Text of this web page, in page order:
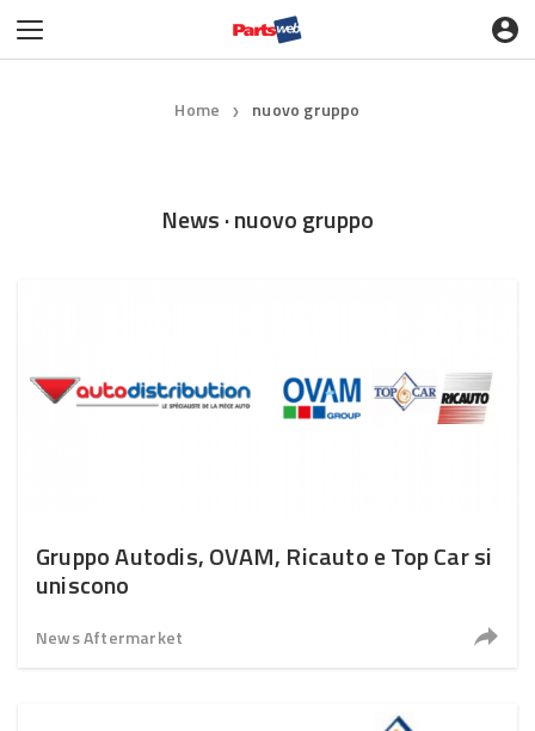
Home ❯ nuovo gruppo
News · nuovo gruppo
Gruppo Autodis, OVAM, Ricauto e Top Car si
uniscono
News Aftermarket